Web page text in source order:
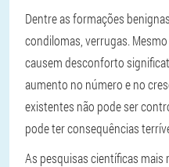
Dentre as formações
condilomas, verrugas.
causem desconforto
aumento no número e no
existentes não pode ser
pode ter consequências
As pesquisas científicas